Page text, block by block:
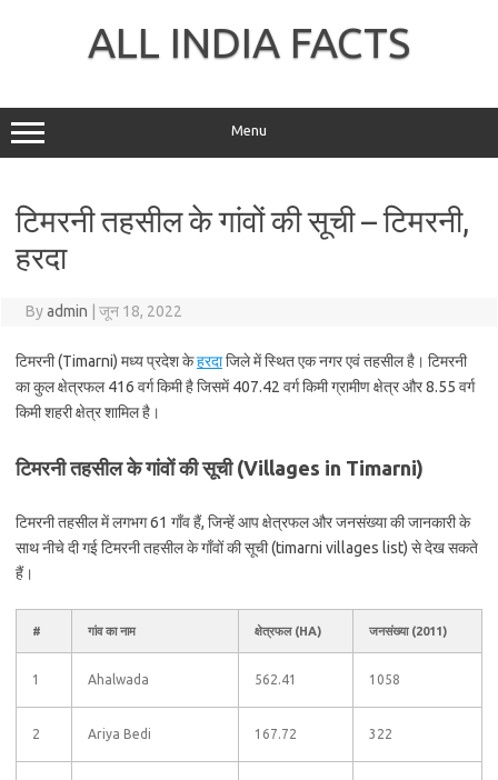
ALL INDIA FACTS
Menu
टिमरनी तहसील के गांवों की सूची – टिमरनी,
हरदा
Byadmin जून 18, 2022
टिमरनी (Timarni) मध्य प्रदेश केहरदाजिले में स्थित एक नगर एवं तहसील है। टिमरनी
का कुल क्षेत्रफल 416 वर्ग किमी है जिसमें 407.42 वर्ग किमी ग्रामीण क्षेत्र और 8.55 वर्ग
किमी शहरी क्षेत्र शामिल है।
टिमरनी तहसील के गांवों की सूची (Villages in Timarni)
टिमरनी तहसील में लगभग 61 गाँव हैं, जिन्हें आप क्षेत्रफल और जनसंख्या की जानकारी के
साथ नीचे दी गई टिमरनी तहसील के गाँवों की सूची (timarni villages list) से देख सकते
हैं।
# गांव का नाम क्षेत्रफल (HA) जनसंख्या (2011)
1 Ahalwada 562.41 1058
2 Ariya Bedi 167.72 322